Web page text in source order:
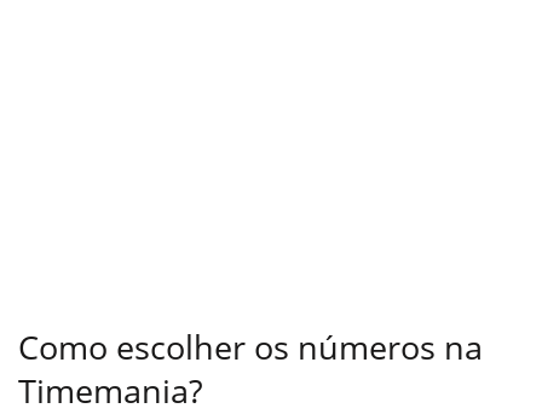
Como escolher os números na
Timemania?